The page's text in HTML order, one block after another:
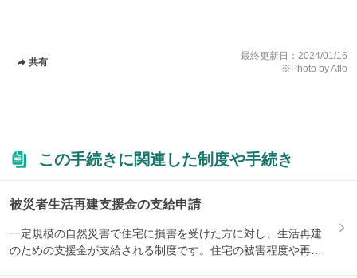
共有
最終更新日： 2024/01/16
※Photo by Aflo
この手続きに関連した制度や手続き
被災者生活再建支援金の支給申請
一定規模の自然災害で住宅に損害を受けた方に対し、生活再建
のための支援金が支給される制度です。住宅の被害程度や再建